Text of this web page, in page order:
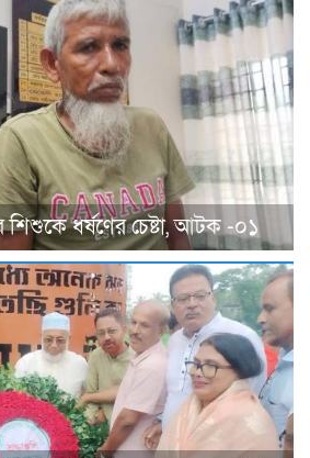
ধর্ষণের চেষ্টা, আটক -০১